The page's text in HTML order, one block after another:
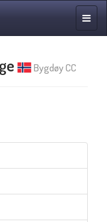
Toggle
Bygdøy CC